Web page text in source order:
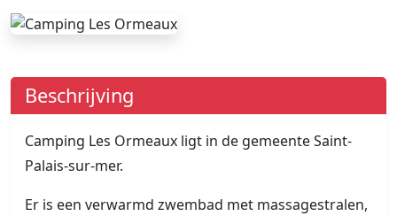
Beschrijving
Camping Les Ormeaux ligt in de gemeente Saint-
Palais-sur-mer.
Er is een verwarmd zwembad met massagestralen,